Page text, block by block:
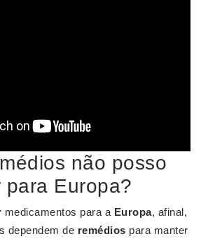
não posso
para Europa?
medicamentos para a Europa, afinal,
dependem de remédios para manter